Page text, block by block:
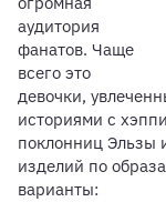
аудитория
фанатов. Чаще
всего это
девочки,
историями с
поклонниц Эльзы
изделий по
варианты: